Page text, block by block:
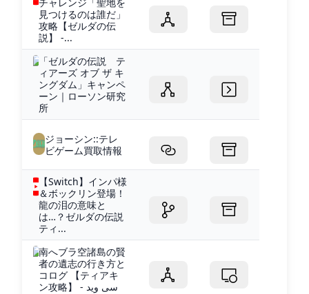
見つけるのは誰だ」
攻略【ゼルダの伝
説】 -...
「ゼルダの伝説 テ
ィアーズ オブ ザ キ
ングダム」キャンペ
ーン｜ローソン研究
所
ジョーシン::テレ
ビゲーム買取情報
【Switch】インパ様
＆ボックリン登場！
龍の泪の意味と
は…？ゼルダの伝説
ティ...
南へブラ空諸島の賢
者の遺志の行き方と
コログ 【ティアキ
ン攻略】 - سی وید